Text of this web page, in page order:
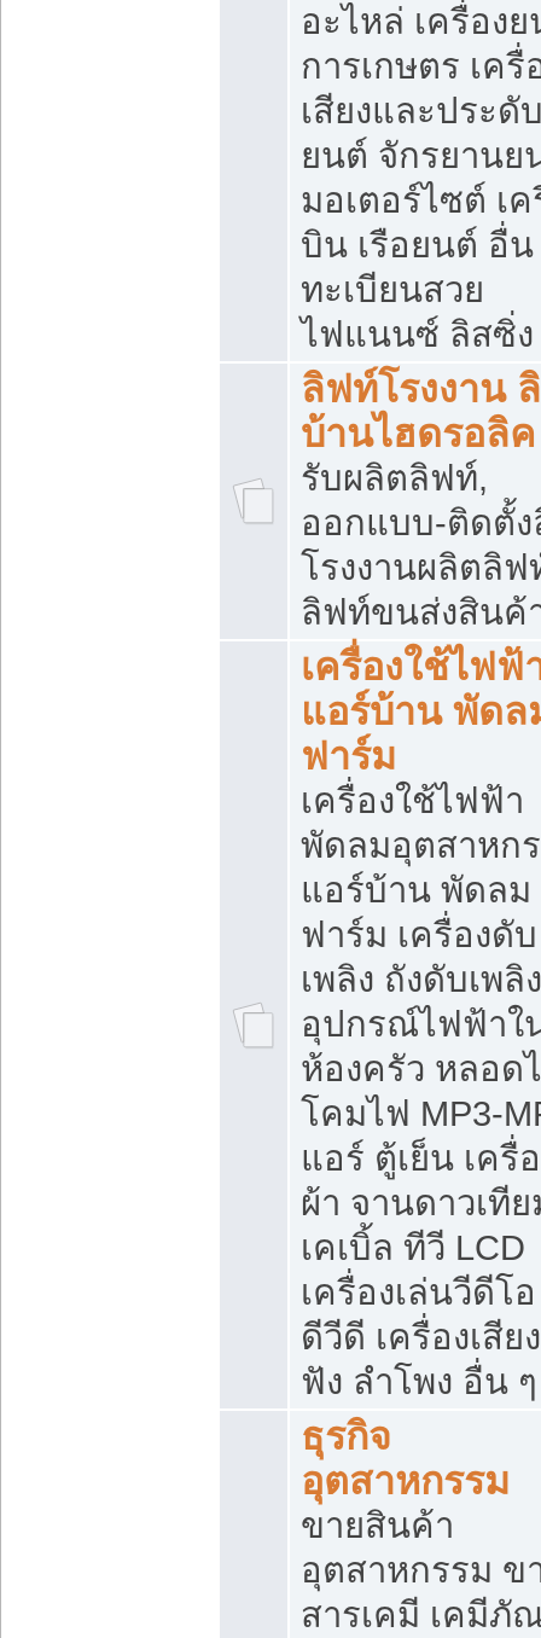
อะไหล่ เครื่อง
การเกษตร เครื่
เสียงและประดั
ยนต์ จักรยานย
มอเตอร์ไซต์ เค
บิน เรือยนต์ อื่น
ทะเบียนสวย
ไฟแนนซ์ ลิสซิ่ง
ลิฟท์โรงงาน
บ้านไฮดรอลิค
รับผลิตลิฟท์,
ออกแบบ-ติดตั้
โรงงานผลิตลิฟ
ลิฟท์ขนส่งสินค้
เครื่องใช้ไฟฟ้
แอร์บ้าน พัดล
ฟาร์ม
เครื่องใช้ไฟฟ้า
พัดลมอุตสาหก
แอร์บ้าน พัดลม
ฟาร์ม เครื่องดับ
เพลิง ถังดับเพลิง
อุปกรณ์ไฟฟ้าใ
ห้องครัว หลอด
โคมไฟ MP3-
แอร์ ตู้เย็น เครื่
ผ้า จานดาวเทีย
เคเบิ้ล ทีวี LCD
เครื่องเล่นวีดีโอ
ดีวีดี เครื่องเสีย
ฟัง ลำโพง อื่น ๆ
ธุรกิจ
อุตสาหกรรม
ขายสินค้า
อุตสาหกรรม ข
สารเคมี เคมีภั